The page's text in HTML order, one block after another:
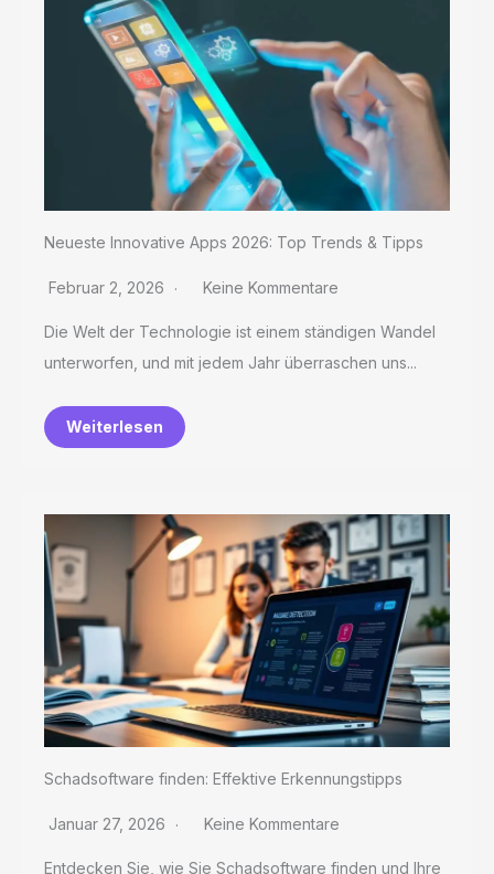
Neueste Innovative Apps 2026: Top Trends & Tipps
Februar 2, 2026 Keine Kommentare
Die Welt der Technologie ist einem ständigen Wandel
unterworfen, und mit jedem Jahr überraschen uns...
Weiterlesen
Schadsoftware finden: Effektive Erkennungstipps
Januar 27, 2026 Keine Kommentare
Entdecken Sie, wie Sie Schadsoftware finden und Ihre